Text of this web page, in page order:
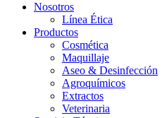
Nosotros
Línea Ética
Productos
Cosmética
Maquillaje
Aseo & Desinfección
Agroquímicos
Extractos
Veterinaria